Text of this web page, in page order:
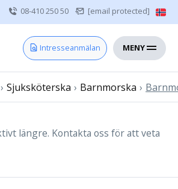
08-410 250 50 [email protected]
Intresseanmälan MENY
Sjuksköterska
› Sjuksköterska › Barnmorska ›
längre. Kontakta oss för att veta